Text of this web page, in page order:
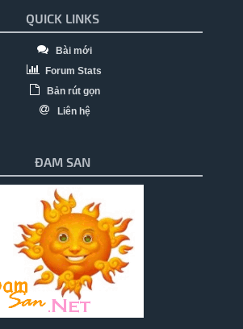
QUICK LINKS
Bài mới
Forum Stats
Bản rút gọn
Liên hệ
ĐAM SAN